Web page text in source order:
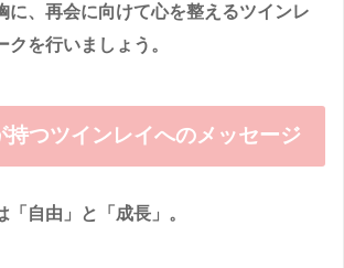
に、再会に向けて心を整えるツインレ
クを行いましょう。
持つツインレイへのメッセージ
自由」と「成長」。